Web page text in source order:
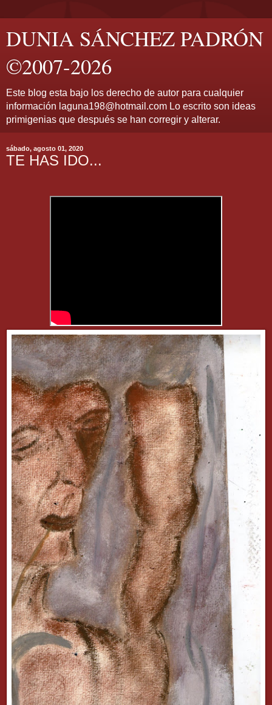
DUNIA SÁNCHEZ PADRÓN
©2007-2026
Este blog esta bajo los derecho de autor para cualquier
información laguna198@hotmail.com Lo escrito son ideas
primigenias que después se han corregir y alterar.
sábado, agosto 01, 2020
TE HAS IDO...